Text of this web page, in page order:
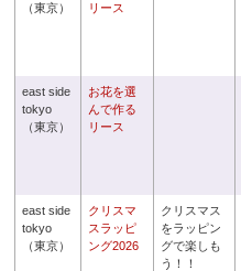
（東京）
リース
east side
tokyo
（東京）
お花を選
んで作る
リース
east side
tokyo
（東京）
クリスマ
スラッピ
ング2026
クリスマス
をラッピン
グで楽しも
う！！